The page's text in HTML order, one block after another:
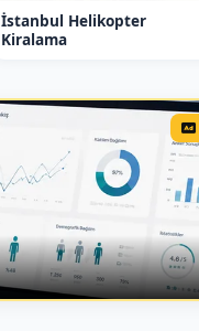
İstanbul Helikopter
Kiralama